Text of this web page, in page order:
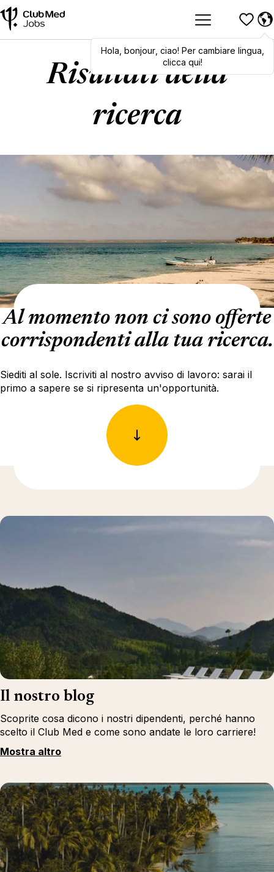
Hola,bonjour,ciao! To switch
languages, click here!
Hola bonjour, ciao! Per cambiare lingua,
clicca qui!
Risultati della
ricerca
Al momento non ci sono offerte
corrispondenti alla tua ricerca.
Siediti al sole. Iscriviti al nostro avviso di lavoro: sarai il
primo a sapere se si ripresenta un'opportunità.
Il nostro blog
Scoprite cosa dicono i nostri dipendenti, perché hanno
scelto il Club Med e come sono andate le loro carriere!
Mostra altro